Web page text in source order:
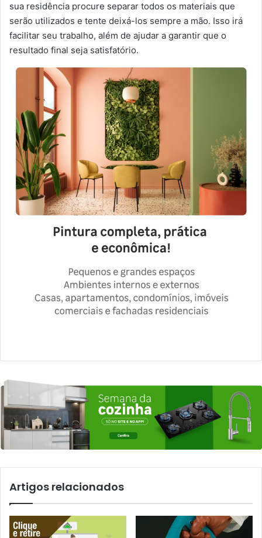
sua residência procure separar todos os materiais que
serão utilizados e tente deixá-los sempre a mão. Isso irá
facilitar seu trabalho, além de ajudar a garantir que o
resultado final seja satisfatório.
Artigos relacionados